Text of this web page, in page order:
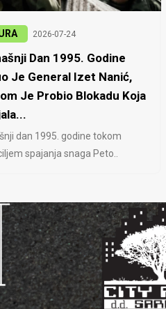
2026-07-24
Dan 1995. Godine
Je General Izet Nanić,
Je Probio Blokadu Koja
dan 1995. godine tokom
spajanja snaga Peto..